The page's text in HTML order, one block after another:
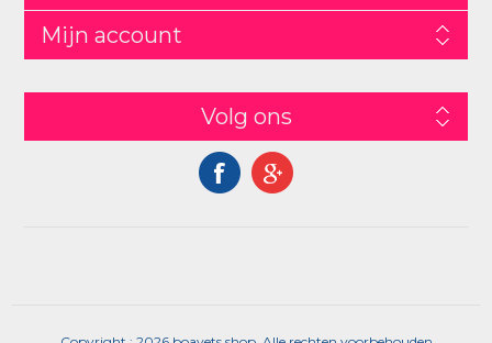
Mijn account
Volg ons